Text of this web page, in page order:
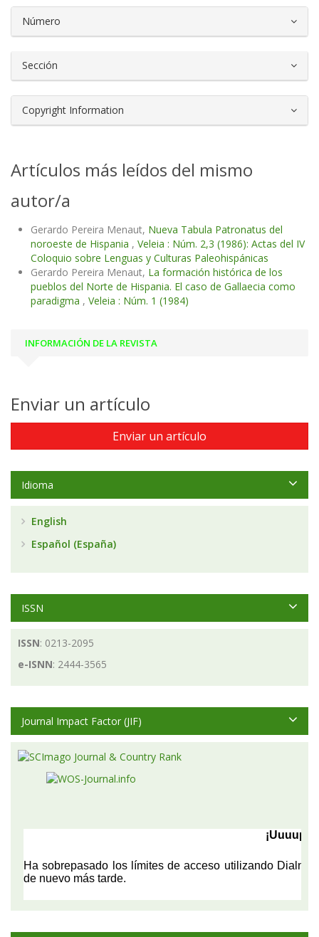
Número
Sección
Copyright Information
Artículos más leídos del mismo
autor/a
Gerardo Pereira Menaut, Nueva Tabula Patronatus del
noroeste de Hispania , Veleia : Núm. 2,3 (1986): Actas del IV
Coloquio sobre Lenguas y Culturas Paleohispánicas
Gerardo Pereira Menaut, La formación histórica de los
pueblos del Norte de Hispania. El caso de Gallaecia como
paradigma , Veleia : Núm. 1 (1984)
INFORMACIÓN DE LA REVISTA
Enviar un artículo
Enviar un artículo
Idioma
English
Español (España)
ISSN
ISSN: 0213-2095
e-ISNN: 2444-3565
Journal Impact Factor (JIF)